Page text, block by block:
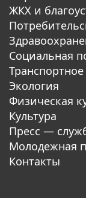
ЖКХ и
Социальная
Экология
Физическая
Культура
Пресс —
Молодежная
Контакты